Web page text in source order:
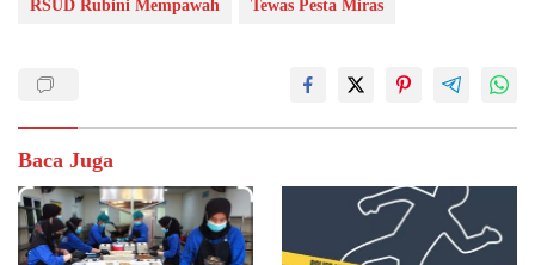
RSUD Rubini Mempawah Tewas Pesta Miras
Baca Juga